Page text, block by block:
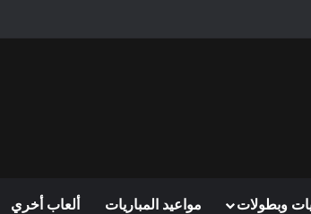
وبطولات مواعيد المباريات ألعاب أخري